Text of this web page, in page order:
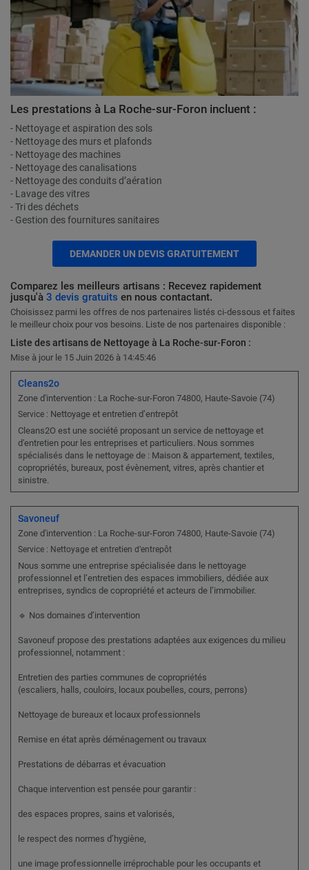
Les prestations à La Roche-sur-Foron incluent :
- Nettoyage et aspiration des sols
- Nettoyage des murs et plafonds
- Nettoyage des machines
- Nettoyage des canalisations
- Nettoyage des conduits d’aération
- Lavage des vitres
- Tri des déchets
- Gestion des fournitures sanitaires
DEMANDER UN DEVIS GRATUITEMENT
Comparez les meilleurs artisans : Recevez rapidement
jusqu'à 3 devis gratuits en nous contactant.
Choisissez parmi les offres de nos partenaires listés ci-dessous et faites
le meilleur choix pour vos besoins. Liste de nos partenaires disponible :
Liste des artisans de Nettoyage à La Roche-sur-Foron :
Mise à jour le 15 Juin 2026 à 14:45:46
Cleans2o
Zone d'intervention : La Roche-sur-Foron 74800, Haute-Savoie (74)
Service : Nettoyage et entretien d’entrepôt
Cleans2O est une société proposant un service de nettoyage et
d'entretien pour les entreprises et particuliers. Nous sommes
spécialisés dans le nettoyage de : Maison & appartement, textiles,
copropriétés, bureaux, post évènement, vitres, après chantier et
sinistre.
Savoneuf
Zone d'intervention : La Roche-sur-Foron 74800, Haute-Savoie (74)
Service : Nettoyage et entretien d’entrepôt
Nous somme une entreprise spécialisée dans le nettoyage
professionnel et l’entretien des espaces immobiliers, dédiée aux
entreprises, syndics de copropriété et acteurs de l’immobilier.
🔹 Nos domaines d’intervention
Savoneuf propose des prestations adaptées aux exigences du milieu
professionnel, notamment :
Entretien des parties communes de copropriétés
(escaliers, halls, couloirs, locaux poubelles, cours, perrons)
Nettoyage de bureaux et locaux professionnels
Remise en état après déménagement ou travaux
Prestations de débarras et évacuation
Chaque intervention est pensée pour garantir :
des espaces propres, sains et valorisés,
le respect des normes d’hygiène,
une image professionnelle irréprochable pour les occupants et